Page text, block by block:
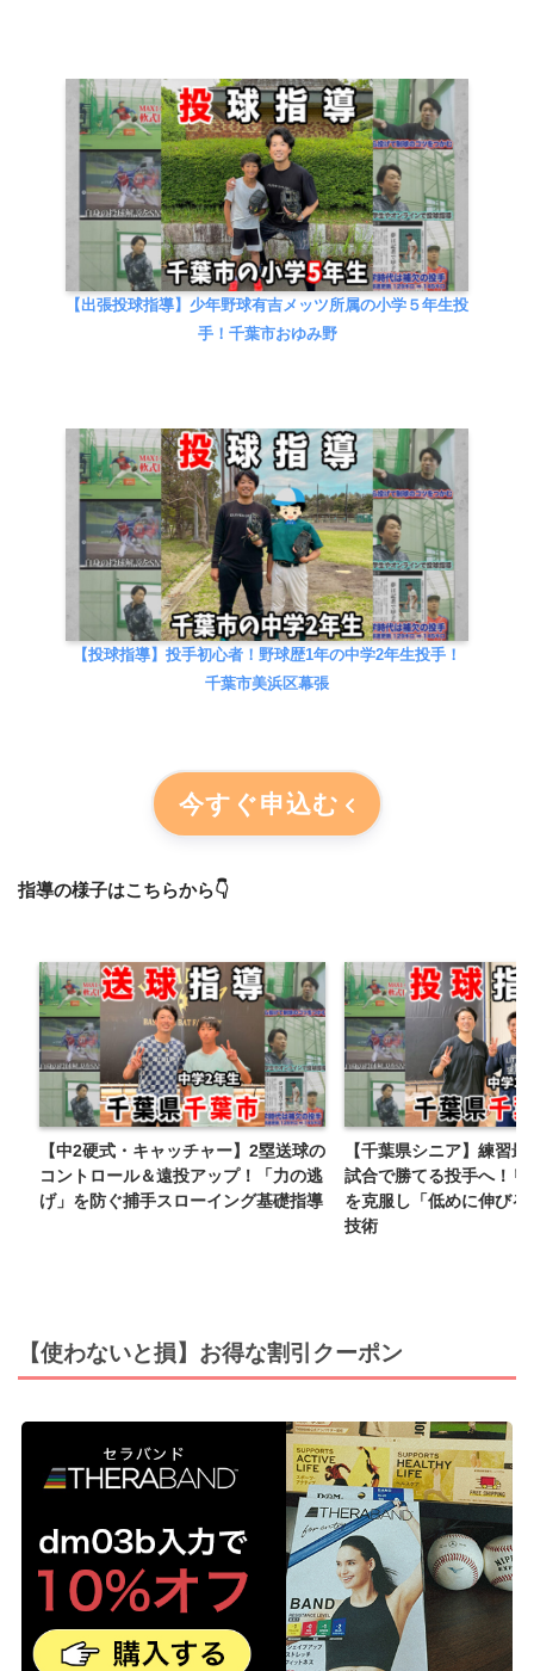
【出張投球指導】少年野球有吉メッツ所属の小学５年生投
手！千葉市おゆみ野
【投球指導】投手初心者！野球歴1年の中学2年生投手！
千葉市美浜区幕張
今すぐ申込む
指導の様子はこちらから👇
【中2硬式・キャッチャー】2塁送球の
コントロール＆遠投アップ！「力の逃
げ」を防ぐ捕手スローイング基礎指導
【千葉県シニア】練習
試合で勝てる投手へ！リ
を克服し「低めに伸びる
技術
【使わないと損】お得な割引クーポン